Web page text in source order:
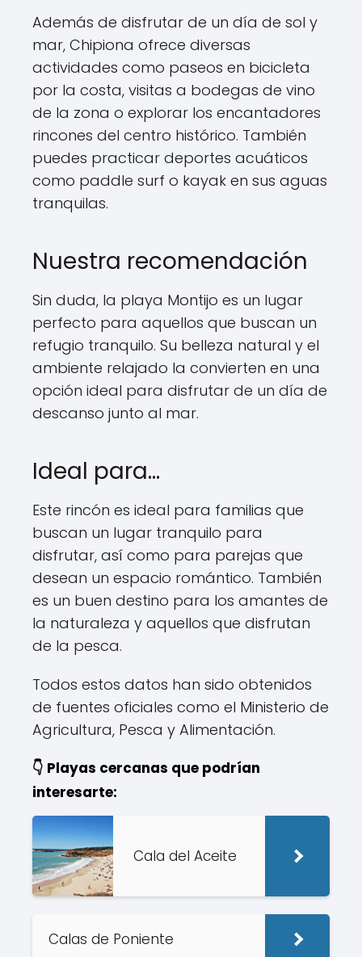
Además de disfrutar de un día de sol y
mar, Chipiona ofrece diversas
actividades como paseos en bicicleta
por la costa, visitas a bodegas de vino
de la zona o explorar los encantadores
rincones del centro histórico. También
puedes practicar deportes acuáticos
como paddle surf o kayak en sus aguas
tranquilas.
Nuestra recomendación
Sin duda, la playa Montijo es un lugar
perfecto para aquellos que buscan un
refugio tranquilo. Su belleza natural y el
ambiente relajado la convierten en una
opción ideal para disfrutar de un día de
descanso junto al mar.
Ideal para…
Este rincón es ideal para familias que
buscan un lugar tranquilo para
disfrutar, así como para parejas que
desean un espacio romántico. También
es un buen destino para los amantes de
la naturaleza y aquellos que disfrutan
de la pesca.
Todos estos datos han sido obtenidos
de fuentes oficiales como el Ministerio de
Agricultura, Pesca y Alimentación.
👇 Playas cercanas que podrían
interesarte:
Cala del Aceite
Calas de Poniente